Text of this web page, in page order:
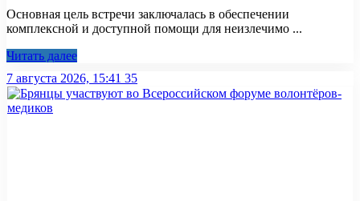
Основная цель встречи заключалась в обеспечении
комплексной и доступной помощи для неизлечимо ...
Читать далее
7 августа 2026, 15:41 35